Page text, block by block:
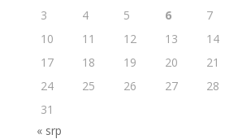
3
4 5 6 7
10
11 12 13 14
17
18 19 20 21
24
25 26 27 28
31
« srp